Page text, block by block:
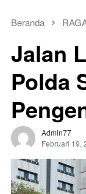
Beranda
Jalan
Polda
Admin77
Februari 19,